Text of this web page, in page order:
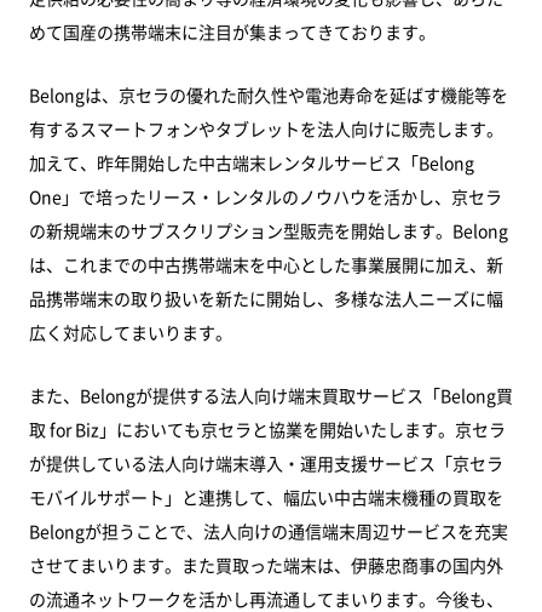
めて国産の携帯端末に注目が集まってきております。
Belongは、京セラの優れた耐久性や電池寿命を延ばす機能等を
有するスマートフォンやタブレットを法人向けに販売します。
加えて、昨年開始した中古端末レンタルサービス「Belong
One」で培ったリース・レンタルのノウハウを活かし、京セラ
の新規端末のサブスクリプション型販売を開始します。Belong
は、これまでの中古携帯端末を中心とした事業展開に加え、新
品携帯端末の取り扱いを新たに開始し、多様な法人ニーズに幅
広く対応してまいります。
また、Belongが提供する法人向け端末買取サービス「Belong買
取 for Biz」においても京セラと協業を開始いたします。京セラ
が提供している法人向け端末導入・運用支援サービス「京セラ
モバイルサポート」と連携して、幅広い中古端末機種の買取を
Belongが担うことで、法人向けの通信端末周辺サービスを充実
させてまいります。また買取った端末は、伊藤忠商事の国内外
の流通ネットワークを活かし再流通してまいります。今後も、